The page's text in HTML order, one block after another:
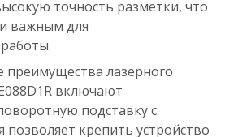
точность разметки, что
важным для
лазерного
включают
подставку с
позволяет крепить устройство